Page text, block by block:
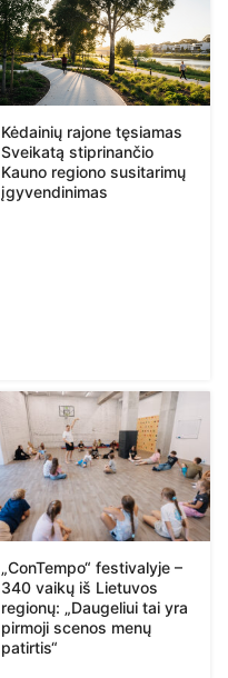
Kėdainių rajone tęsiamas
Sveikatą stiprinančio
Kauno regiono susitarimų
įgyvendinimas
„ConTempo“ festivalyje –
340 vaikų iš Lietuvos
regionų: „Daugeliui tai yra
pirmoji scenos menų
patirtis“